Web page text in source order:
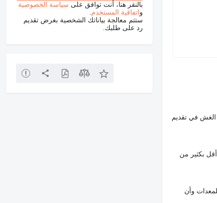
الغش في تقديم
بكثير من
وأن
بالنقر هنا، أنت توافق على سياسة الخصوصية
واتفاقية المستخدم
ستتم معالجة بياناتك الشخصية بغرض تقديم
رد على طلبك.